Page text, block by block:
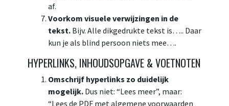
af.
Voorkom visuele verwijzingen in de
tekst.Bijv. Alle dikgedrukte tekst is….. Daar
kun je als blind persoon niets mee….
HYPERLINKS, INHOUDSOPGAVE & VOETNOTEN
Omschrijf hyperlinks zo duidelijk
mogelijk.Dus niet: “Lees meer”, maar:
“Lees de PDF met algemene voorwaarden